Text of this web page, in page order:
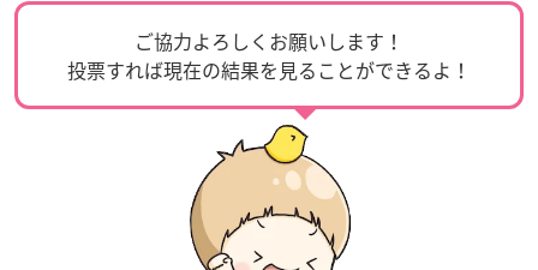
ご協力よろしくお願いします！
投票すれば現在の結果を見ることができるよ！